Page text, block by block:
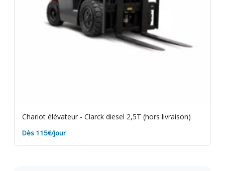
Chariot élévateur - Clarck diesel 2,5T (hors livraison)
Dès 115€/jour